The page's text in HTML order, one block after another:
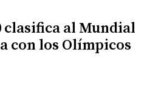
clasifica al Mundial
con los Olímpicos